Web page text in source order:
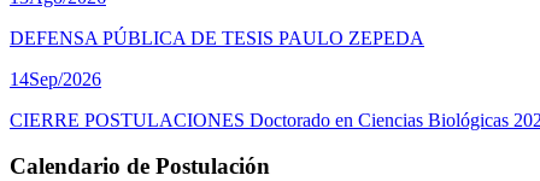
DEFENSA PÚBLICA DE TESIS PAULO ZEPEDA
14Sep/2026
CIERRE POSTULACIONES Doctorado en Ciencias Biológicas
Calendario de Postulación